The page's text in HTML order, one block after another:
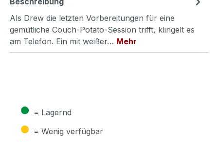
Als Drew die letzten Vorbereitungen für eine
gemütliche Couch-Potato-Session trifft, klingelt es
am Telefon. Ein mit weißer… Mehr
● = Lagernd
● = Wenig verfügbar